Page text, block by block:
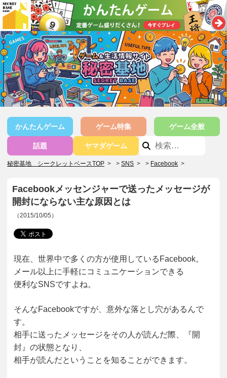
かんたんゲーム ゲーム特集 ゲーム全般
話題 ヤマダゲーム
秘密基地 シークレットベースTOP > SNS > Facebook >
Facebookメッセンジャーで送ったメッセージが
開封にならない主な原因とは
（2015/10/05）
現在、世界中で多くの方が使用しているFacebook。
メール以上に手軽にコミュニケーションできる
便利なSNSですよね。
そんなFacebookですが、意外な落とし穴があるんで
す。
相手に送ったメッセージをその人が読んだ際、『開
封』の状態となり、
相手が読んだということを知ることができます。